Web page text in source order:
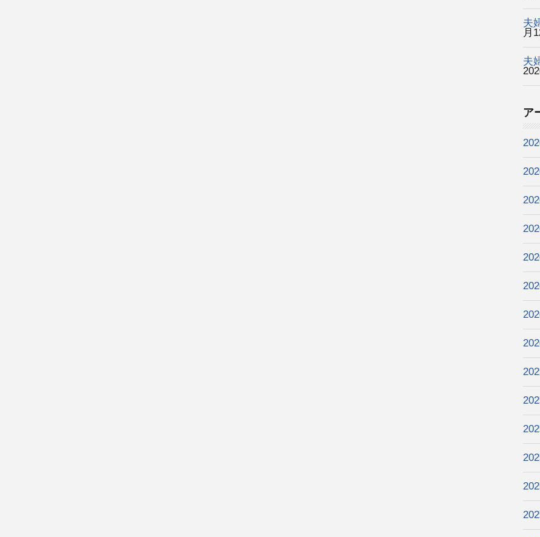
夫
月
夫
ア